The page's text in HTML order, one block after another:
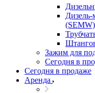
(SEMW)
Зажим для
Сегодня в
Сегодня в продаже
Аренда